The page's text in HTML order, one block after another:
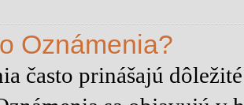
Oznámenia?
často prinášajú